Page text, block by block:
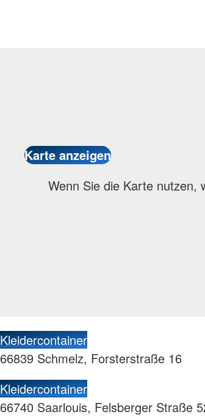
Wenn Sie die Karte nutzen,
Kleidercontainer
66839 Schmelz, Forsterstraße 16
Kleidercontainer
66740 Saarlouis, Felsberger Straße